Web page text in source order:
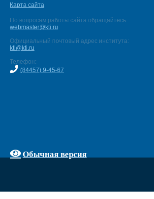
Карта сайта
По вопросам работы сайта обращайтесь:
webmaster@kti.ru
Официальный почтовый адрес института:
kti@kti.ru
Телефон:
(84457) 9-45-67
Обычная версия